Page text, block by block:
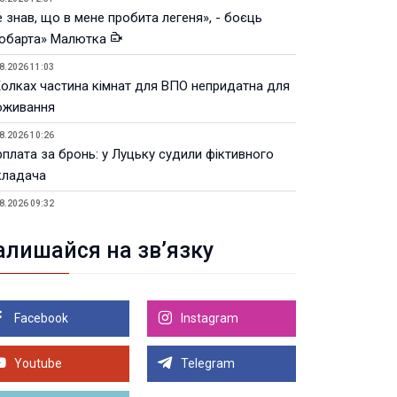
знав, що в мене пробита легеня», - боєць
Малютка
11:03
частина кімнат для ВПО непридатна для
10:26
за бронь: у Луцьку судили фіктивного
09:32
21:18
телеоб'єктивів Sigma Sports та Sony G-
21:00
на 99,9% готовий новий Державний
простір. ВІДЕО
Більше новин
на зв’язку
Facebook Instagram
Youtube Telegram